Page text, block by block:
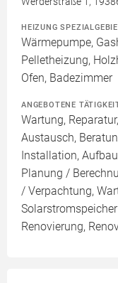
HEIZUNG
Wärmepumpe,
Pelletheizung,
Ofen, Badezimmer
ANGEBOTENE
Wartung,
Austausch,
Installation,
Planung /
/ Verpachtung,
Renovierung,